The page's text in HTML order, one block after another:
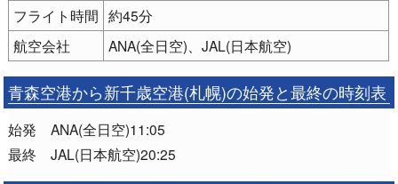
フライト時間 約45分
航空会社
ANA(全日空)、JAL(日本航空)
青森空港から新千歳空港(札幌)の始発と最終の時刻表
始発 ANA(全日空)11:05
最終 JAL(日本航空)20:25